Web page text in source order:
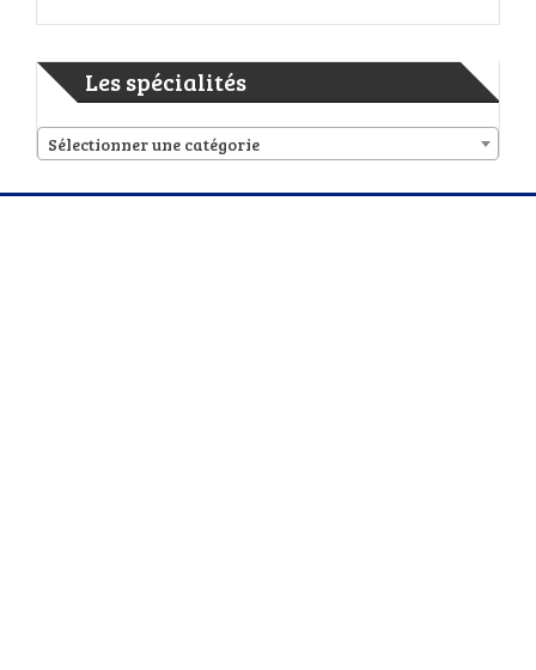
Les spécialités
Sélectionner une catégorie